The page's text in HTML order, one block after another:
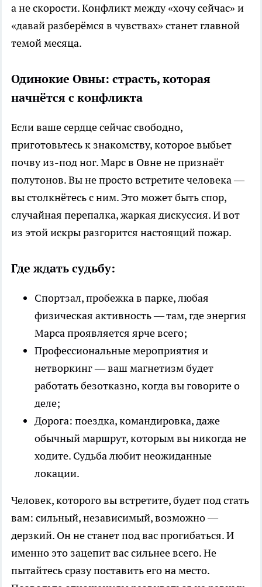
а не скорости. Конфликт между «хочу сейчас» и
«давай разберёмся в чувствах» станет главной
темой месяца.
Одинокие Овны: страсть, которая
начнётся с конфликта
Если ваше сердце сейчас свободно,
приготовьтесь к знакомству, которое выбьет
почву из-под ног. Марс в Овне не признаёт
полутонов. Вы не просто встретите человека —
вы столкнётесь с ним. Это может быть спор,
случайная перепалка, жаркая дискуссия. И вот
из этой искры разгорится настоящий пожар.
Где ждать судьбу:
Спортзал, пробежка в парке, любая
физическая активность — там, где энергия
Марса проявляется ярче всего;
Профессиональные мероприятия и
нетворкинг — ваш магнетизм будет
работать безотказно, когда вы говорите о
деле;
Дорога: поездка, командировка, даже
обычный маршрут, которым вы никогда не
ходите. Судьба любит неожиданные
локации.
Человек, которого вы встретите, будет под стать
вам: сильный, независимый, возможно —
дерзкий. Он не станет под вас прогибаться. И
именно это зацепит вас сильнее всего. Не
пытайтесь сразу поставить его на место.